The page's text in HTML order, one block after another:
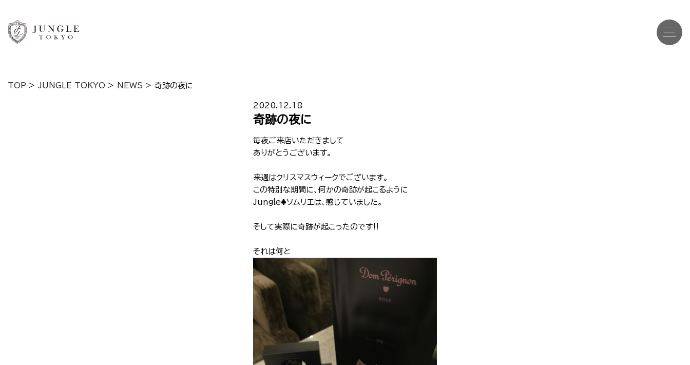
Gravure
Recruit Cast
J-Tokyo Entertainment
TOP > JUNGLE TOKYO > NEWS > 奇跡の夜に
2020.12.18
奇跡の夜に
毎夜ご来店いただきまして
ありがとうございます。
来週はクリスマスウィークでございます。
この特別な期間に、何かの奇跡が起こるように
Jungle♣ソムリエは、感じていました。
そして実際に奇跡が起こったのです‼︎
それは何と